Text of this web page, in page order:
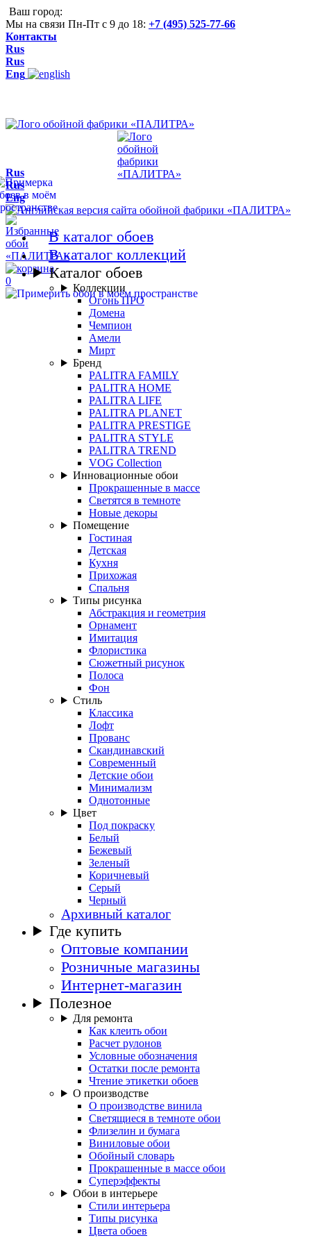
Ваш город:
Мы на связи Пн-Пт с 9 до 18: +7 (495) 525-77-66
Контакты
Rus
Rus
Eng
0
Rus
Rus
Eng
В каталог обоев
В каталог коллекций
Каталог обоев
Коллекции
Огонь ПРО
Домена
Чемпион
Амели
Мирт
Бренд
PALITRA FAMILY
PALITRA HOME
PALITRA LIFE
PALITRA PLANET
PALITRA PRESTIGE
PALITRA STYLE
PALITRA TREND
VOG Collection
Инновационные обои
Прокрашенные в массе
Светятся в темноте
Новые декоры
Помещение
Гостиная
Детская
Кухня
Прихожая
Спальня
Типы рисунка
Абстракция и геометрия
Орнамент
Имитация
Флористика
Сюжетный рисунок
Полоса
Фон
Стиль
Классика
Лофт
Прованс
Скандинавский
Современный
Детские обои
Минимализм
Однотонные
Цвет
Под покраску
Белый
Бежевый
Зеленый
Коричневый
Серый
Черный
Архивный каталог
Где купить
Оптовые компании
Розничные магазины
Интернет-магазин
Полезное
Для ремонта
Как клеить обои
Расчет рулонов
Условные обозначения
Остатки после ремонта
Чтение этикетки обоев
О производстве
О производстве винила
Светящиеся в темноте обои
Флизелин и бумага
Виниловые обои
Обойный словарь
Прокрашенные в массе обои
Суперэффекты
Обои в интерьере
Стили интерьера
Типы рисунка
Цвета обоев